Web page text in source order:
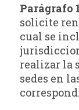
Parágrafo
solicite
cual se
realizar la
sedes en